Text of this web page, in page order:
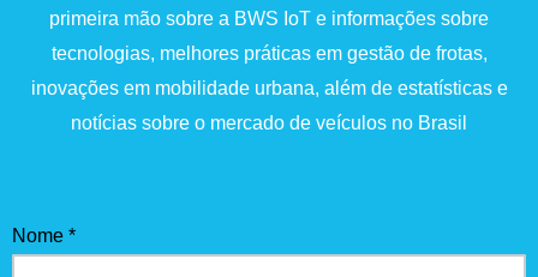
primeira mão sobre a BWS IoT e informações sobre
tecnologias, melhores práticas em gestão de frotas,
inovações em mobilidade urbana, além de estatísticas e
notícias sobre o mercado de veículos no Brasil